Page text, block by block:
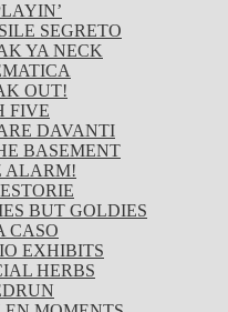
SEGRETO
YA NECK
OUT!
FIVE
DAVANTI
BASEMENT
ALARM!
BUT GOLDIES
CASO
EXHIBITS
HERBS